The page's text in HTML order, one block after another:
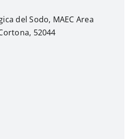
del Sodo, MAEC Area
52044